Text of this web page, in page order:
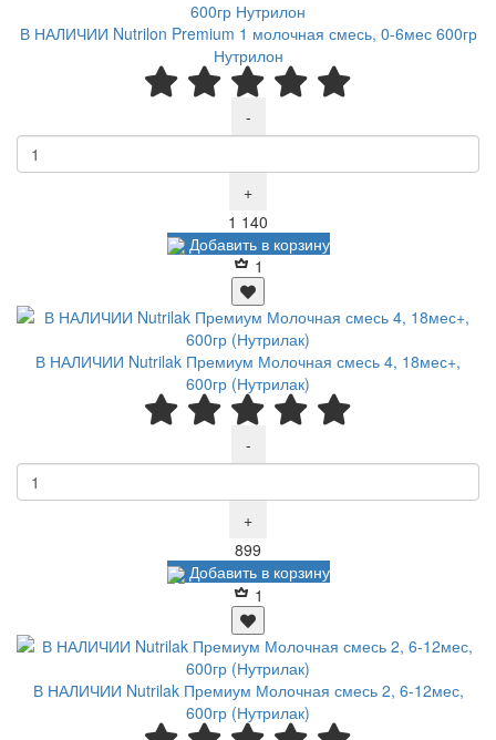
В НАЛИЧИИ Nutrilon Premium 1 молочная смесь, 0-6мес 600гр
Нутрилон
-
+
1 140
Добавить в корзину
1
В НАЛИЧИИ Nutrilak Премиум Молочная смесь 4, 18мес+,
600гр (Нутрилак)
-
+
899
Добавить в корзину
1
В НАЛИЧИИ Nutrilak Премиум Молочная смесь 2, 6-12мес,
600гр (Нутрилак)